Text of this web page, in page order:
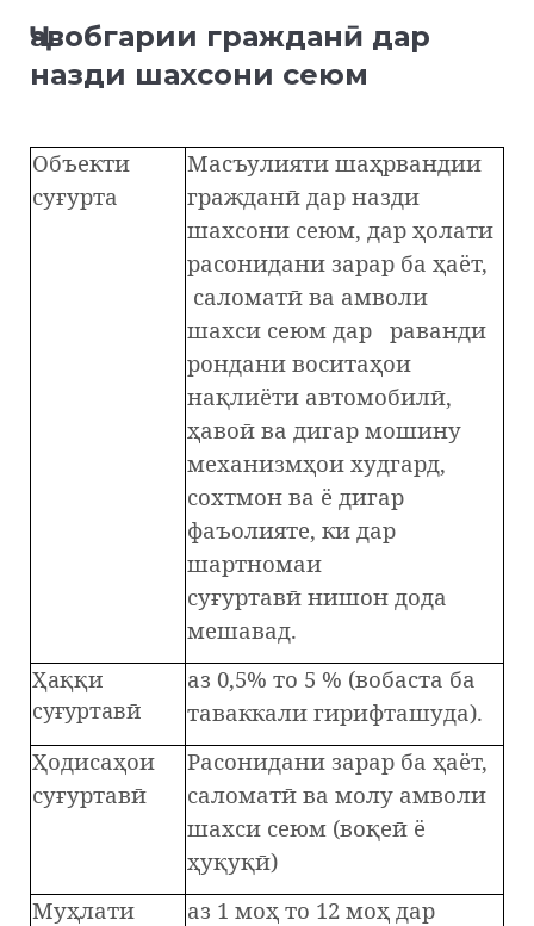
Ҷавобгарии гражданӣ дар
назди шахсони сеюм
Объекти
суғурта
Масъулияти шаҳрвандии
гражданӣ дар назди
шахсони сеюм, дар ҳолати
расонидани зарар ба ҳаёт,
саломатӣ ва амволи
шахси сеюм дар раванди
рондани воситаҳои
нақлиёти автомобилӣ,
ҳавоӣ ва дигар мошину
механизмҳои худгард,
сохтмон ва ё дигар
фаъолияте, ки дар
шартномаи
суғуртавӣ нишон дода
мешавад.
Ҳаққи
суғуртавӣ
аз 0,5% то 5 % (вобаста ба
таваккали гирифташуда).
Ҳодисаҳои
суғуртавӣ
Расонидани зарар ба ҳаёт,
саломатӣ ва молу амволи
шахси сеюм (воқеӣ ё
ҳуқуқӣ)
Муҳлати
аз 1 моҳ то 12 моҳ дар